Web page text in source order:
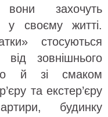
захочуть
своєму житті.
стосуються
зовнішнього
й зі смаком
та екстер’єру
будинку